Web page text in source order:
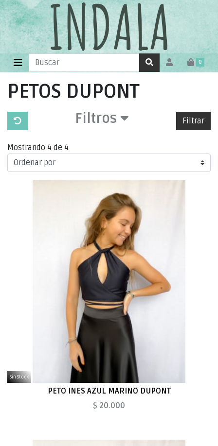
0
PETOS DUPONT
Filtros Filtrar
Mostrando 4 de 4
Sin Stock
PETO INES AZUL MARINO DUPONT
$ 20.000